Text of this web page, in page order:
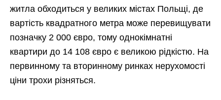
житла обходиться у великих містах Польщі, де
вартість квадратного метра може перевищувати
позначку 2 000 євро, тому однокімнатні
квартири до 14 108 євро є великою рідкістю. На
первинному та вторинному ринках нерухомості
ціни трохи різняться.